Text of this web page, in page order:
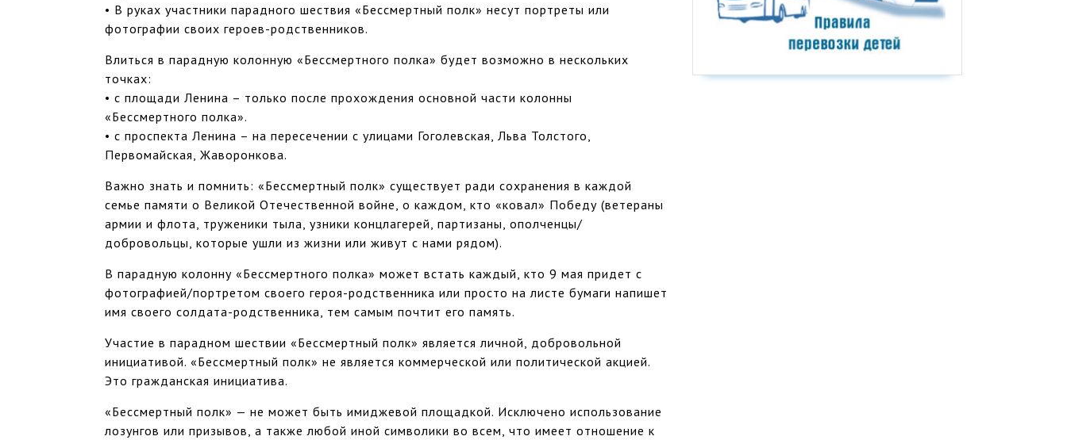
• В руках участники парадного шествия «Бессмертный полк» несут портреты или
фотографии своих героев-родственников.
Влиться в парадную колонную «Бессмертного полка» будет возможно в нескольких
точках:
• с площади Ленина – только после прохождения основной части колонны
«Бессмертного полка».
• с проспекта Ленина – на пересечении с улицами Гоголевская, Льва Толстого,
Первомайская, Жаворонкова.
Важно знать и помнить: «Бессмертный полк» существует ради сохранения в каждой
семье памяти о Великой Отечественной войне, о каждом, кто «ковал» Победу (ветераны
армии и флота, труженики тыла, узники концлагерей, партизаны, ополченцы/
добровольцы, которые ушли из жизни или живут с нами рядом).
В парадную колонну «Бессмертного полка» может встать каждый, кто 9 мая придет с
фотографией/портретом своего героя-родственника или просто на листе бумаги напишет
имя своего солдата-родственника, тем самым почтит его память.
Участие в парадном шествии «Бессмертный полк» является личной, добровольной
инициативой. «Бессмертный полк» не является коммерческой или политической акцией.
Это гражданская инициатива.
«Бессмертный полк» — не может быть имиджевой площадкой. Исключено использование
лозунгов или призывов, а также любой иной символики во всем, что имеет отношение к